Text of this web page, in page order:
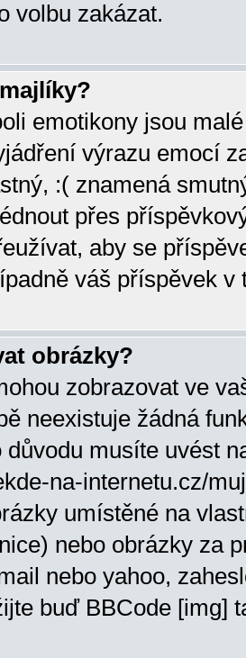
volbu zakázat.
emotikony jsou
výrazu emocí
:( znamená
přes
aby se
váš příspěvek v
obrázky?
zobrazovat ve
neexistuje žádná
důvodu musíte uvést
na-internetu.cz/
umístěné na
nebo obrázky za
nebo yahoo,
buď BBCode [img]